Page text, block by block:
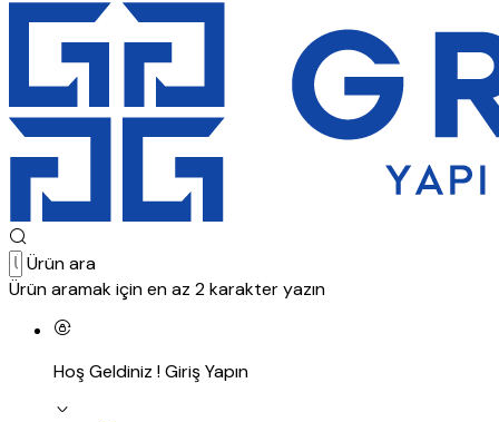
Ürün ara
Ürün aramak için en az 2 karakter yazın
Hoş Geldiniz !Giriş Yapın